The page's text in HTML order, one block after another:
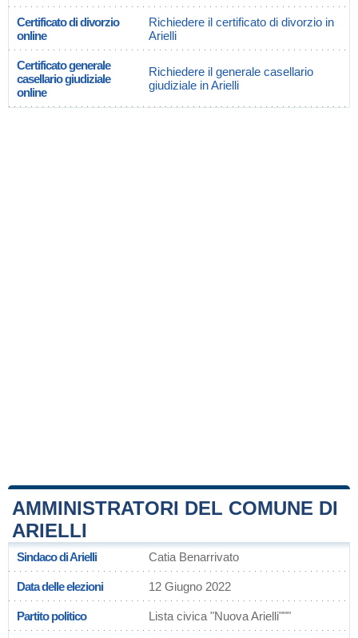
Certificato di divorzio
online
Richiedere il certificato di divorzio in
Arielli
Certificato generale
casellario giudiziale
online
Richiedere il generale casellario
giudiziale in Arielli
AMMINISTRATORI DEL COMUNE DI
ARIELLI
Sindaco di Arielli Catia Benarrivato
Data delle elezioni 12 Giugno 2022
Partito politico Lista civica "Nuova Arielli"""